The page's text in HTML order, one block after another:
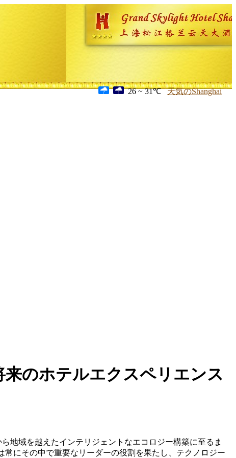
26 ~ 31℃ 天気のShanghai
のホテルエクスペリエンス
地域を越えたインテリジェントなエコロジー構築に至るま
にその中で重要なリーダーの役割を果たし、テクノロジー